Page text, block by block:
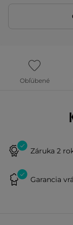
Obľúbené
Záruka 2
Garancia